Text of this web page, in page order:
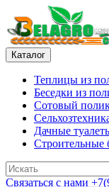
Каталог
Теплицы из
Беседки из
Сотовый
Дачные
Строительные
Связаться с нами